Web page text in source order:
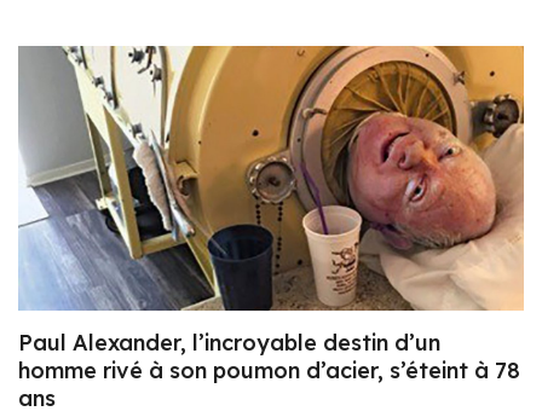
Paul Alexander, l’incroyable destin d’un
homme rivé à son poumon d’acier, s’éteint à 78
ans